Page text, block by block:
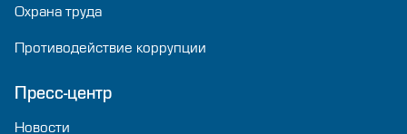
Охрана труда
Противодействие коррупции
Пресс-центр
Новости